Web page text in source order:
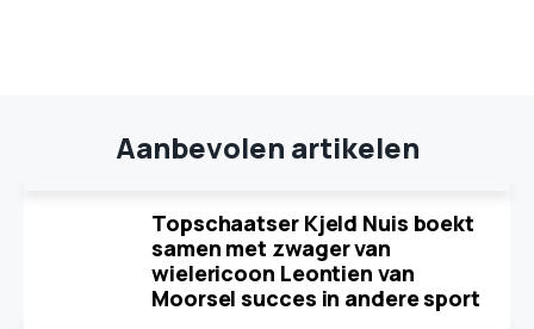
Aanbevolen artikelen
Topschaatser Kjeld Nuis boekt
samen met zwager van
wielericoon Leontien van
Moorsel succes in andere sport